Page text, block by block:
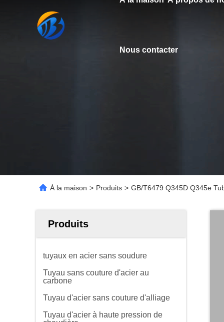
Nous contacter
À la maison > Produits > GB/T6479 Q345D Q345e
Produits
tuyaux en acier sans soudure
Tuyau sans couture d'acier au
carbone
Tuyau d'acier sans couture d'alliage
Tuyau d'acier à haute pression de